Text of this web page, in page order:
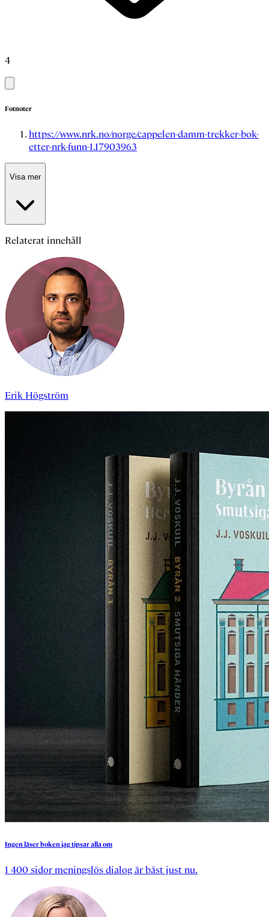
4
Fotnoter
https://www.nrk.no/norge/cappelen-damm-trekker-bok-
etter-nrk-funn-1.17903963
Visa mer
Relaterat innehåll
Erik Högström
Ingenläserbokenjagtipsarallaom
1 400 sidor meningslös dialog är bäst just nu.